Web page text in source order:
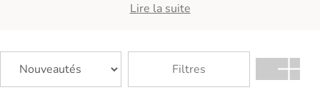
Montres classiques, sportives ou modernes, notre
Lire la suite
Filtres